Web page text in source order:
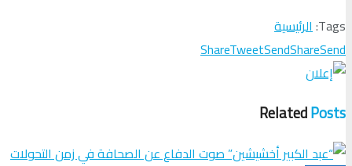
Tags: الرئيسية
ShareTweetSendShareSend
RelatedPosts